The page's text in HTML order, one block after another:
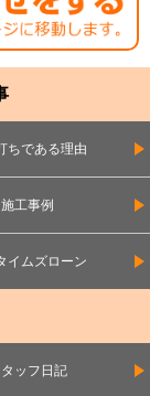
ちである理由
施工事例
イムズローン
ッフ日記